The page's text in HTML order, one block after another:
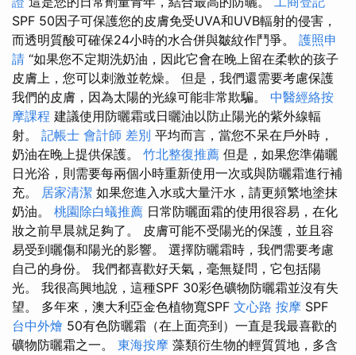
SPF 50因子可保護您的皮膚免受UVA和UVB輻射的侵害，
而透明質酸可確保24小時的水合併與皺紋作鬥爭。 護照申
請 “如果您不定期洗奶油，因此它會在晚上留在柔軟的孩子
皮膚上，您可以刺激並乾燥。 但是，我們還需要考慮保護
我們的皮膚，因為太陽的光線可能非常欺騙。 中醫經絡按
摩課程 建議使用防曬霜或日曬油以防止陽光的紫外線輻
射。 記帳士 會計師 差別 平均而言，當您不呆在戶外時，
奶油在晚上提供保護。 竹北整復推薦 但是，如果您準備曬
日光浴，則需要每兩個小時重新使用一次或與防曬霜進行補
充。 居家清潔 如果您進入水或大量汗水，請更頻繁地塗抹
奶油。 桃園除白蟻推薦 日常防曬面霜的使用很容易，在化
妝之前早晨就足夠了。 皮膚可能不受陽光的保護，並且容
易受到曬傷和陽光的影響。 選擇防曬霜時，我們需要考慮
自己的身份。 我們都喜歡好天氣，毫無疑問，它包括陽
光。 我很高興地說，這種SPF 30彩色礦物防曬霜並沒有失
望。 多年來，澳大利亞金色植物寬SPF 文心路 按摩 SPF
台中外燴 50有色防曬霜（在上面亮到）一直是我最喜歡的
礦物防曬霜之一。 東海按摩 藻類衍生物的輕質質地，多含